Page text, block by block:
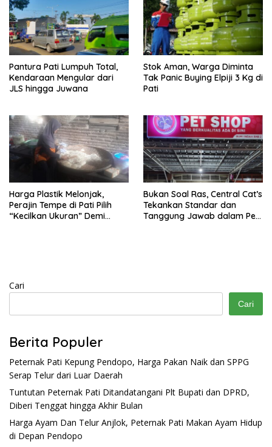
Pantura Pati Lumpuh Total,
Kendaraan Mengular dari
JLS hingga Juwana
Stok Aman, Warga Diminta
Tak Panic Buying Elpiji 3 Kg di
Pati
Harga Plastik Melonjak,
Perajin Tempe di Pati Pilih
“Kecilkan Ukuran” Demi
Bukan Soal Ras, Central Cat’s
Tekankan Standar dan
Tanggung Jawab dalam Pet
Cari
Cari
Berita Populer
Peternak Pati Kepung Pendopo, Harga Pakan Naik dan SPPG
Serap Telur dari Luar Daerah
Tuntutan Peternak Pati Ditandatangani Plt Bupati dan DPRD,
Diberi Tenggat hingga Akhir Bulan
Harga Ayam Dan Telur Anjlok, Peternak Pati Makan Ayam Hidup
di Depan Pendopo